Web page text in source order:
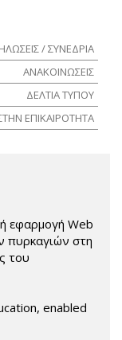
/ ΣΥΝΕΔΡΙΑ
ΑΝΑΚΟΙΝΩΣΕΙΣ
ΔΕΛΤΙΑ ΤΥΠΟΥ
ΕΠΙΚΑΙΡΟΤΗΤΑ
εφαρμογή Web
πυρκαγιών στη
του
enabled